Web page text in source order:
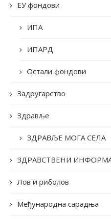
ЕУ фондови
ИПА
ИПАРД
Остали фондови
Задругарство
Здравље
ЗДРАВЉЕ МОГА СЕЛА
ЗДРАВСТВЕНИ
Лов и риболов
Међународна сарадња